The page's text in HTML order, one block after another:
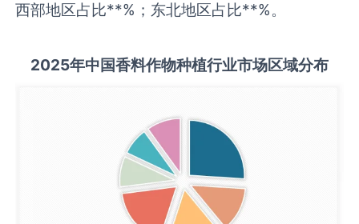
西部地区占比**%；东北地区占比**%。
2025年中国香料作物种植行业市场区域分布